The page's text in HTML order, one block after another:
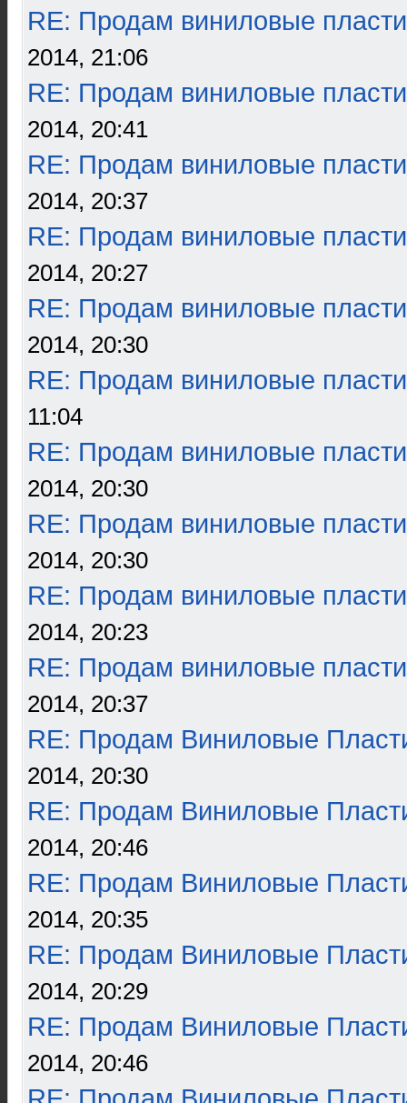
RE: Продам виниловые
2014, 21:06
RE: Продам виниловые
2014, 20:41
RE: Продам виниловые
2014, 20:37
RE: Продам виниловые
2014, 20:27
RE: Продам виниловые
2014, 20:30
RE: Продам виниловые
11:04
RE: Продам виниловые
2014, 20:30
RE: Продам виниловые
2014, 20:30
RE: Продам виниловые
2014, 20:23
RE: Продам виниловые
2014, 20:37
RE: Продам Виниловые
2014, 20:30
RE: Продам Виниловые
2014, 20:46
RE: Продам Виниловые
2014, 20:35
RE: Продам Виниловые
2014, 20:29
RE: Продам Виниловые
2014, 20:46